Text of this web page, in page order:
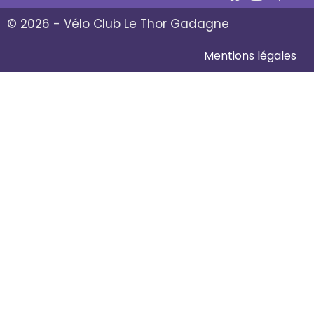
© 2026 - Vélo Club Le Thor Gadagne
Mentions légales